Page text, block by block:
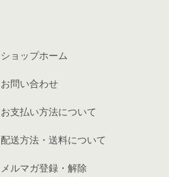
ショップホーム
お問い合わせ
お支払い方法について
配送方法・送料について
メルマガ登録・解除